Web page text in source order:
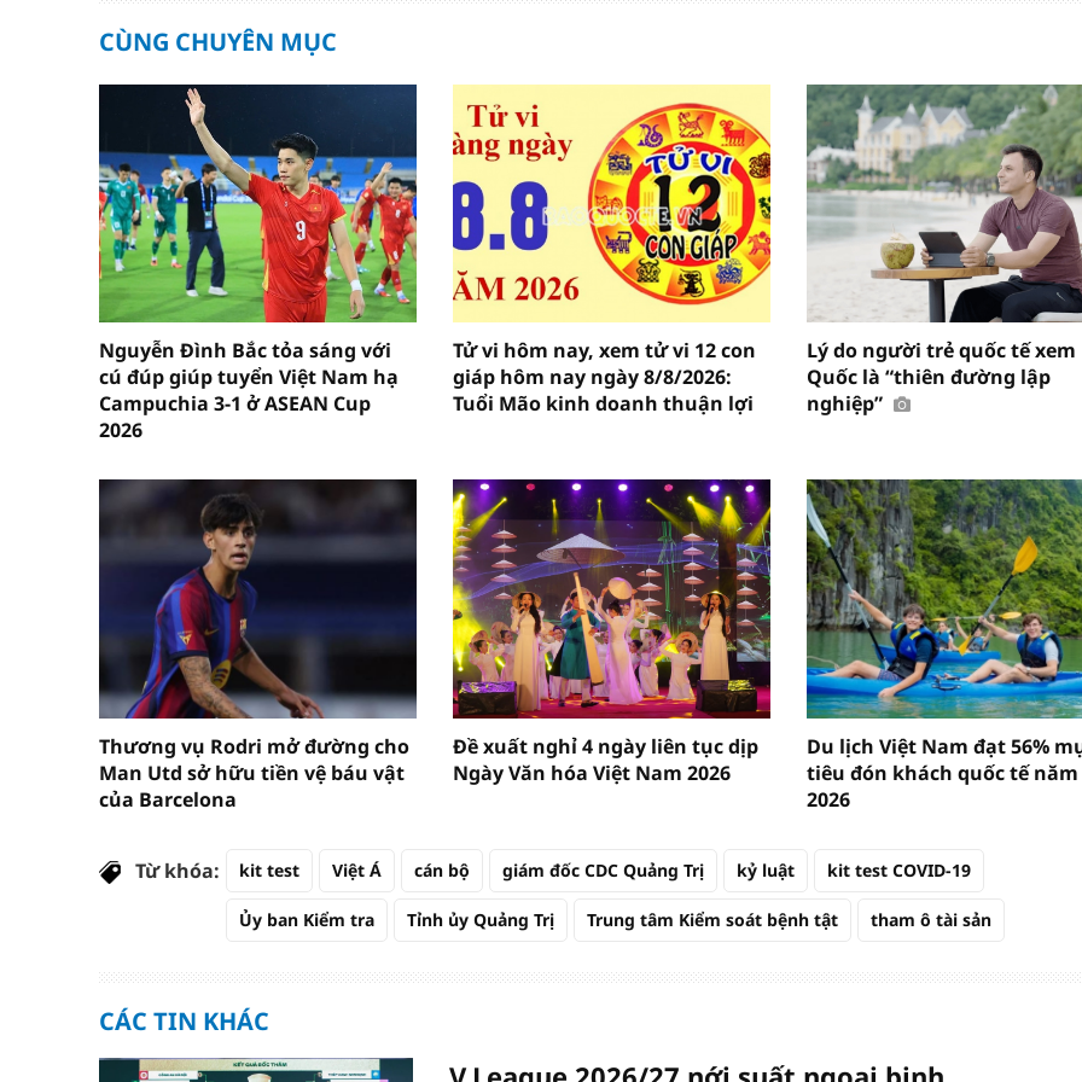
CÙNG CHUYÊN MỤC
Nguyễn Đình Bắc tỏa sáng với
cú đúp giúp tuyển Việt Nam hạ
Campuchia 3-1 ở ASEAN Cup
2026
Tử vi hôm nay, xem tử vi 12 con
giáp hôm nay ngày 8/8/2026:
Tuổi Mão kinh doanh thuận lợi
Lý do người trẻ quốc tế xem
Quốc là “thiên đường lập
nghiệp”
Thương vụ Rodri mở đường cho
Man Utd sở hữu tiền vệ báu vật
của Barcelona
Đề xuất nghỉ 4 ngày liên tục dịp
Ngày Văn hóa Việt Nam 2026
Du lịch Việt Nam đạt 56%
tiêu đón khách quốc tế năm
2026
Từ khóa: kit test Việt Á cán bộ giám đốc CDC Quảng Trị kỷ luật kit test COVID-19
Ủy ban Kiểm tra Tỉnh ủy Quảng Trị Trung tâm Kiểm soát bệnh tật tham ô tài sản
CÁC TIN KHÁC